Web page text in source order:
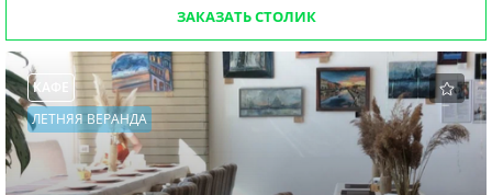
ЗАКАЗАТЬ СТОЛИК
КАФЕ
ЛЕТНЯЯ ВЕРАНДА